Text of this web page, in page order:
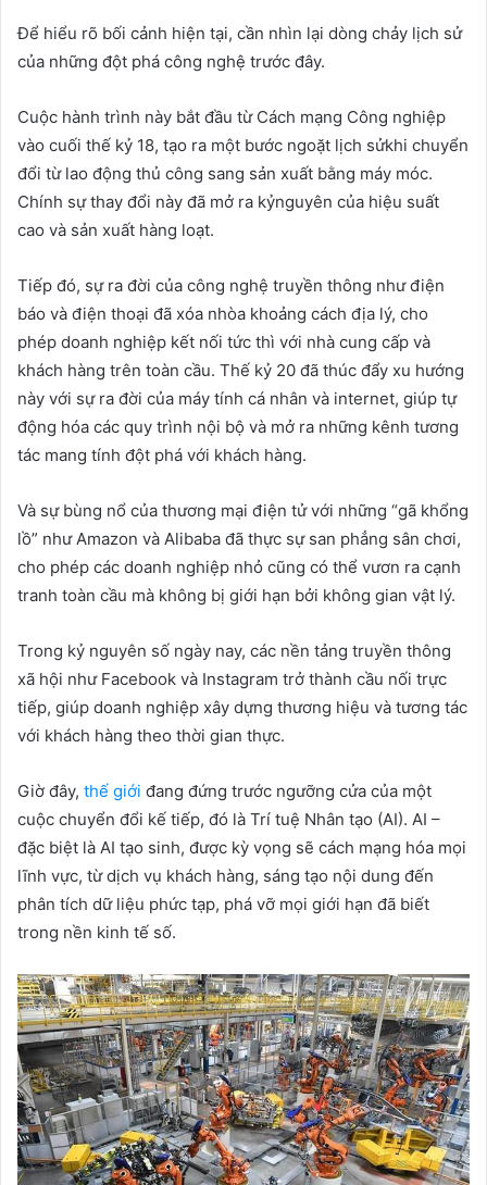
Để hiểu rõ bối cảnh hiện tại, cần nhìn lại dòng chảy lịch sử
của những đột phá công nghệ trước đây.
Cuộc hành trình này bắt đầu từ Cách mạng Công nghiệp
vào cuối thế kỷ 18, tạo ra một bước ngoặt lịch sửkhi chuyển
đổi từ lao động thủ công sang sản xuất bằng máy móc.
Chính sự thay đổi này đã mở ra kỷnguyên của hiệu suất
cao và sản xuất hàng loạt.
Tiếp đó, sự ra đời của công nghệ truyền thông như điện
báo và điện thoại đã xóa nhòa khoảng cách địa lý, cho
phép doanh nghiệp kết nối tức thì với nhà cung cấp và
khách hàng trên toàn cầu. Thế kỷ 20 đã thúc đẩy xu hướng
này với sự ra đời của máy tính cá nhân và internet, giúp tự
động hóa các quy trình nội bộ và mở ra những kênh tương
tác mang tính đột phá với khách hàng.
Và sự bùng nổ của thương mại điện tử với những “gã khổng
lồ” như Amazon và Alibaba đã thực sự san phẳng sân chơi,
cho phép các doanh nghiệp nhỏ cũng có thể vươn ra cạnh
tranh toàn cầu mà không bị giới hạn bởi không gian vật lý.
Trong kỷ nguyên số ngày nay, các nền tảng truyền thông
xã hội như Facebook và Instagram trở thành cầu nối trực
tiếp, giúp doanh nghiệp xây dựng thương hiệu và tương tác
với khách hàng theo thời gian thực.
Giờ đây, thế giới đang đứng trước ngưỡng cửa của một
cuộc chuyển đổi kế tiếp, đó là Trí tuệ Nhân tạo (AI). AI –
đặc biệt là AI tạo sinh, được kỳ vọng sẽ cách mạng hóa mọi
lĩnh vực, từ dịch vụ khách hàng, sáng tạo nội dung đến
phân tích dữ liệu phức tạp, phá vỡ mọi giới hạn đã biết
trong nền kinh tế số.